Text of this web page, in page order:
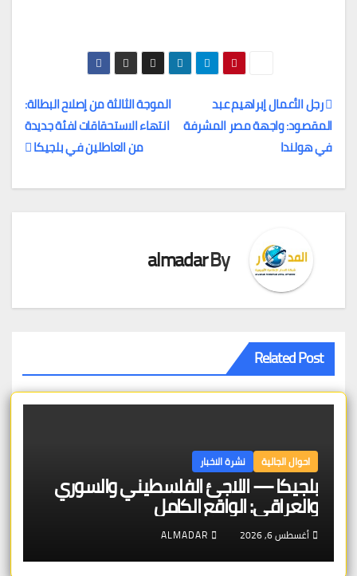
تصفّح
المقالات
الموجة الثالثة من إصلاح البطالة:
انتهاء الاستحقاقات لفئة جديدة
من العاطلين في بلجيكا
رجل الأعمال إبراهيم عبد
المقصود: واجهة مصر المشرفة
في هولندا
By
almadar
Related Post
احوال الجالية نشرة الاخبار
بلجيكا — اللاجئ الفلسطيني والسوري
والعراقي: الواقع الكامل
أغسطس 6, 2026 ALMADAR